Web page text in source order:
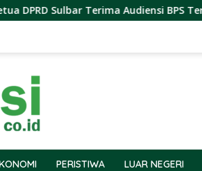
Terima Audiensi BPS Terkait
PERISTIWA LUAR NEGERI